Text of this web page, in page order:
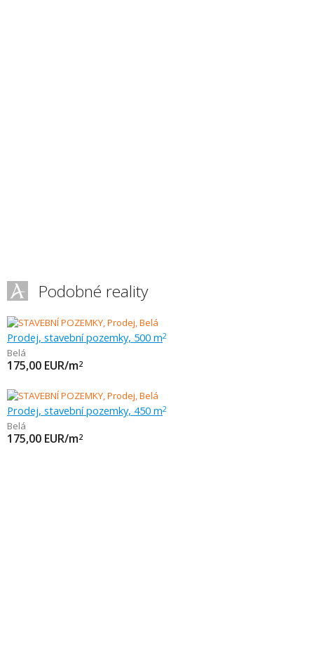
Podobné reality
Prodej, stavební pozemky, 500 m2
Belá
175,00 EUR/m2
Prodej, stavební pozemky, 450 m2
Belá
175,00 EUR/m2